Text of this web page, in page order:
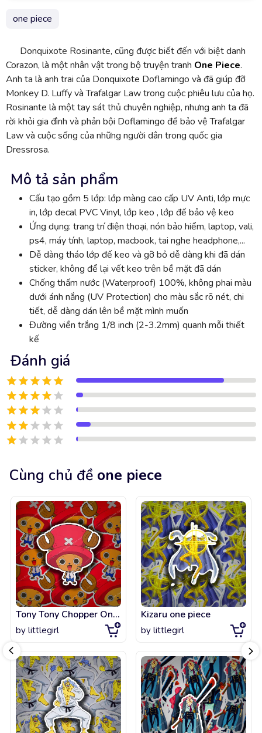
one piece
Donquixote Rosinante, cũng được biết đến với biệt danh
Corazon, là một nhân vật trong bộ truyện tranh One Piece.
Anh ta là anh trai của Donquixote Doflamingo và đã giúp đỡ
Monkey D. Luffy và Trafalgar Law trong cuộc phiêu lưu của họ.
Rosinante là một tay sát thủ chuyên nghiệp, nhưng anh ta đã
rời khỏi gia đình và phản bội Doflamingo để bảo vệ Trafalgar
Law và cuộc sống của những người dân trong quốc gia
Dressrosa.
Mô tả sản phẩm
Cấu tạo gồm 5 lớp: lớp màng cao cấp UV Anti, lớp mực
in, lớp decal PVC Vinyl, lớp keo , lớp đế bảo vệ keo
Ứng dụng: trang trí điện thoại, nón bảo hiểm, laptop, vali,
ps4, máy tính, laptop, macbook, tai nghe headphone,...
Dễ dàng tháo lớp đế keo và gỡ bỏ dễ dàng khi đã dán
sticker, không để lại vết keo trên bề mặt đã dán
Chống thấm nước (Waterproof) 100%, không phai màu
dưới ánh nắng (UV Protection) cho màu sắc rõ nét, chi
tiết, dễ dàng dán lên bề mặt mình muốn
Đường viền trắng 1/8 inch (2-3.2mm) quanh mỗi thiết
kế
Đánh giá
Cùng chủ đề one piece
Tony Tony Chopper One Piece
by littlegirl
Kizaru one piece
by littlegirl